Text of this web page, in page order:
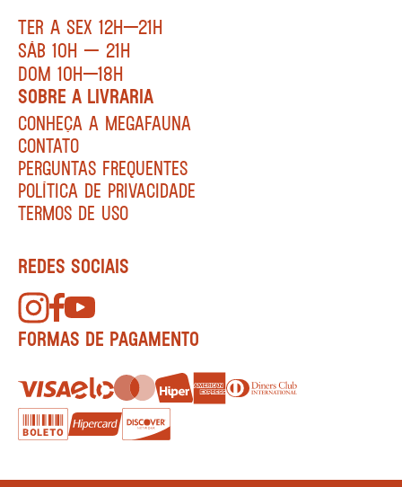
TER A SEX 12H—21H
SÁB 10H — 21H
DOM 10H—18H
SOBRE A LIVRARIA
CONHEÇA A MEGAFAUNA
CONTATO
PERGUNTAS FREQUENTES
POLÍTICA DE PRIVACIDADE
TERMOS DE USO
REDES SOCIAIS
FORMAS DE PAGAMENTO